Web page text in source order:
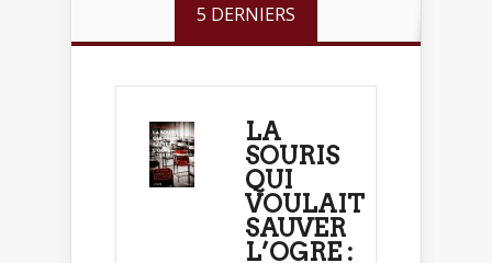
5 DERNIERS
LA
SOURIS
QUI
VOULAIT
SAUVER
L’OGRE :